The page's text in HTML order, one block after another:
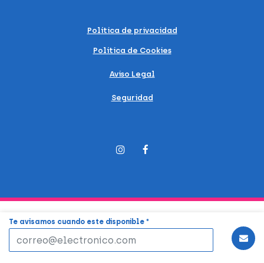
Te avisamos cuando este disponible *
Política de privacidad
Política de Cookies
Aviso Legal
Seguridad